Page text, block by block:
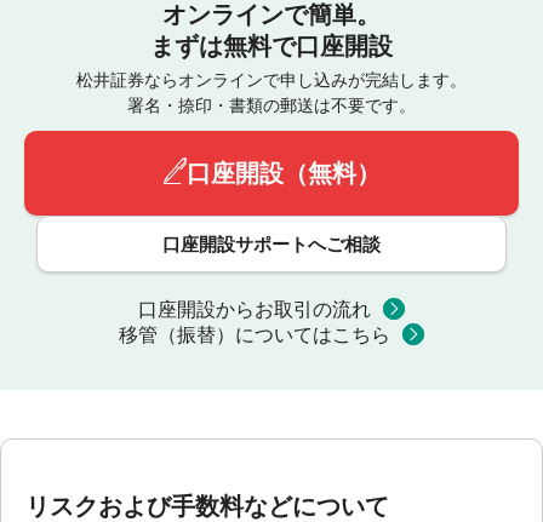
オンラインで簡単。
まずは無料で口座開設
松井証券ならオンラインで申し込みが完結します。
署名・捺印・書類の郵送は不要です。
口座開設（無料）
口座開設サポートへご相談
口座開設からお取引の流れ
移管（振替）についてはこちら
リスクおよび手数料などについて